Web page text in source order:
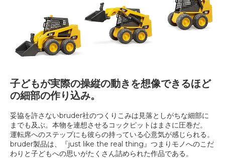
子どもが実際の操縦の動きを想像できるほど
の細部の作り込み。
妥協を許さないbruder社のつくりこみは見落としがちな細部に
までも及ぶ。本物を連想させるコックピットはまさに圧巻だ。
運転席へのステップにも彼らの持っている心意気が感じられる。
bruder製品は、『just like the real thing』つまりモノへのこだ
わりと子どもへの思いがたくさん詰められた作品である。